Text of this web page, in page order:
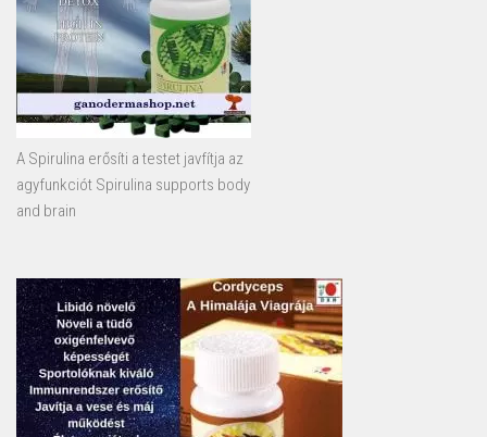
A Spirulina erősíti a testet javfítja az
agyfunkciót Spirulina supports body
and brain